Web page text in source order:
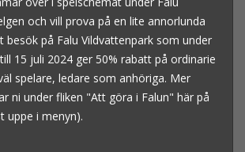
och vill prova på en lite annorlunda
besök på Falu Vildvattenpark som under
15 juli 2024 ger 50% rabatt på ordinarie
spelare, ledare som anhöriga. Mer
ni under fliken "Att göra i Falun" här på
uppe i menyn).